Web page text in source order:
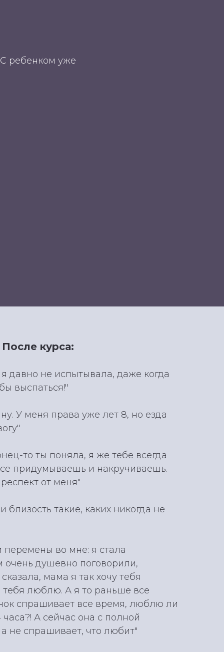
ребенком уже
После курса:
я давно не испытывала, даже когда
выспаться!"
У меня права уже лет 8, но езда
то ты поняла, я же тебе всегда
придумываешь и накручиваешь.
от меня"
такие, каких никогда не
перемены во мне: я стала
очень душевно поговорили,
мама я так хочу тебя
тебя люблю. А я то раньше все
спрашивает все время, люблю ли
А сейчас она с полной
а не спрашивает, что любит"